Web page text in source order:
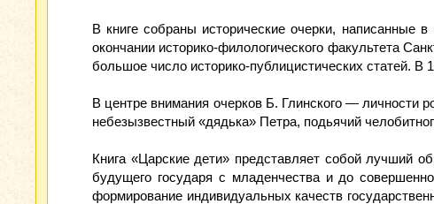
В книге собраны исторические очерки,
окончании историко-филологического факультета
большое число историко-публицистических статей. В
В центре внимания очерков Б. Глинского — личности
небезызвестный «дядька» Петра, подьячий
Книга «Царские дети» представляет собой лучший
будущего государя с младенчества и до
формирование индивидуальных качеств